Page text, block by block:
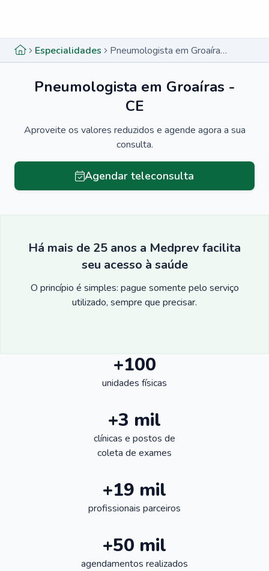
Especialidades Pneumologista em Groaíras - CE
Pneumologista em Groaíras -
CE
Aproveite os valores reduzidos e agende agora a sua
consulta.
Agendar teleconsulta
Há mais de 25 anos a Medprev facilita
seu acesso à saúde
O princípio é simples: pague somente pelo serviço
utilizado, sempre que precisar.
+100
unidades físicas
+3 mil
clínicas e postos de
coleta de exames
+19 mil
profissionais parceiros
+50 mil
agendamentos realizados